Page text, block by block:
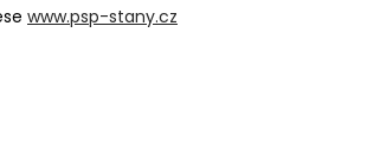
www.psp-stany.cz